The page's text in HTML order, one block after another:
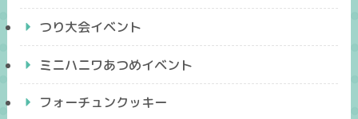
つり大会イベント
ミニハニワあつめイベント
フォーチュンクッキー